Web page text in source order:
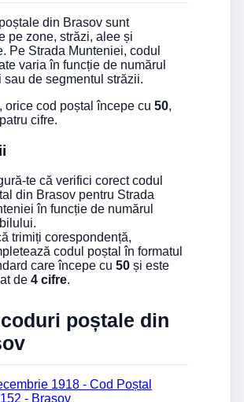
din Brasov sunt
pe zone, străzi, alee și
Pe Strada Munteniei, codul
varia în funcție de numărul
sau de segmentul străzii.
orice cod poștal începe cu 50,
cifre.
te că verifici corect codul
din Brasov pentru Strada
în funcție de numărul
trimiți corespondență,
codul poștal în formatul
care începe cu 50 și este
de 4 cifre.
poștale din
1918 - Cod Poștal
- Brasov